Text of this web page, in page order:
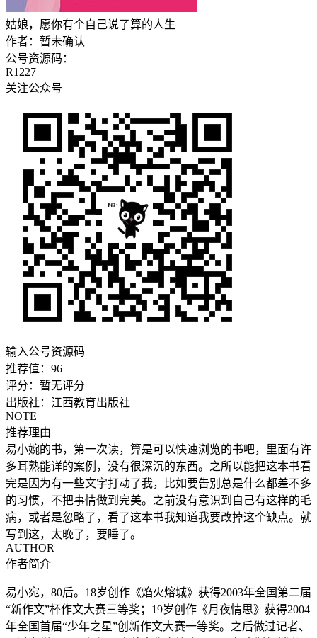
姑娘，愿你有个自己说了算的人生
作者： 暂未确认
公号资源码：
R1227
关注公众号
输入公号资源码
推荐值： 96
评分： 暂无评分
出版社： 江西教育出版社
NOTE
推荐理由
易小婉的书，第一次读，算是可以快速浏览的书吧，里面有许
多耳熟能详的案例，没有很深沉的东西。之所以能把这本书看
完是因为有一些文字打动了我，比如要告别总是什么都差不多
的习惯，不把事情做到完美。之前没有意识到自己有这样的毛
病，或者是忽略了，看了这本书我知道我要改掉这个缺点。就
写到这，太晚了，要睡了。
AUTHOR
作者简介
易小宛，80后。18岁创作《焰火熔城》获得2003年全国第二届
“新作文”杯作文大赛三等奖；19岁创作《月夜情思》获得2004
年全国首届“少年之星”创新作文大赛一等奖。之后做过记者、